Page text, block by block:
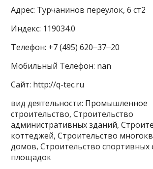
Адрес: Турчанинов переулок, 6 ст2
Индекс: 119034.0
Телефон: +7 (495) 620‒37‒20
Мобильный Телефон: nan
Сайт: http://q-tec.ru
вид деятельности: Промышленное
строительство, Строительство
административных зданий,
коттеджей, Строительство
домов, Строительство спортивных
площадок